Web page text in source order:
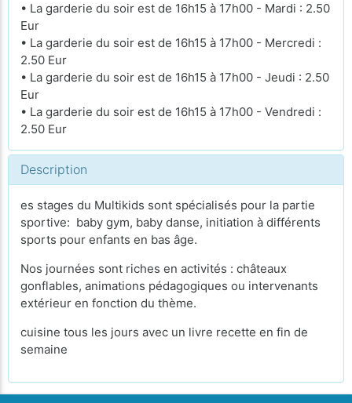
• La garderie du soir est de 16h15 à 17h00 - Mardi : 2.50
Eur
• La garderie du soir est de 16h15 à 17h00 - Mercredi :
2.50 Eur
• La garderie du soir est de 16h15 à 17h00 - Jeudi : 2.50
Eur
• La garderie du soir est de 16h15 à 17h00 - Vendredi :
2.50 Eur
Description
es stages du Multikids sont spécialisés pour la partie
sportive: baby gym, baby danse, initiation à différents
sports pour enfants en bas âge.
Nos journées sont riches en activités : châteaux
gonflables, animations pédagogiques ou intervenants
extérieur en fonction du thème.
cuisine tous les jours avec un livre recette en fin de
semaine